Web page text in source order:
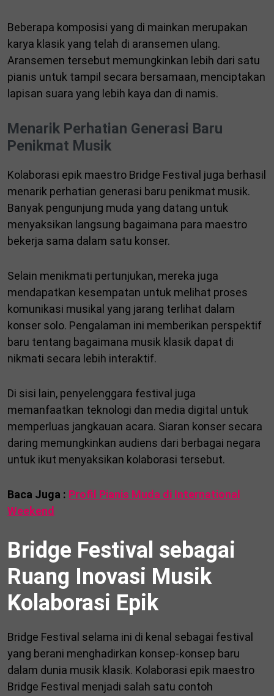
Beberapa komposisi yang di mainkan merupakan
karya klasik yang telah di aransemen ulang.
Aransemen tersebut memungkinkan lebih dari satu
pianis untuk tampil secara bersamaan, menciptakan
lapisan suara yang lebih kaya dan di namis.
Menarik Perhatian Generasi Baru
Penikmat Musik
Kolaborasi epik maestro Bridge Festival juga berhasil
menarik perhatian generasi baru penikmat musik.
Banyak pengunjung muda yang datang untuk
menyaksikan langsung bagaimana para maestro
bekerja sama dalam satu konser.
Selain menikmati pertunjukan, mereka juga
mendapatkan kesempatan untuk melihat proses
komunikasi musikal yang jarang terlihat dalam
konser solo. Pengalaman ini memberikan perspektif
baru tentang bagaimana musik klasik dapat di
nikmati secara lebih interaktif.
Di sisi lain, penyelenggara festival juga
memanfaatkan teknologi dan media digital untuk
memperluas jangkauan acara. Siaran konser secara
daring memungkinkan audiens dari berbagai negara
untuk ikut menyaksikan kolaborasi tersebut.
Baca Juga : Profil Pianis Muda di International
Weekend
Bridge Festival sebagai
Ruang Inovasi Musik
Kolaborasi Epik
Bridge Festival selama ini di kenal sebagai festival
yang berani menghadirkan konsep-konsep baru
dalam dunia musik klasik. Kolaborasi epik maestro
Bridge Festival menjadi salah satu contoh